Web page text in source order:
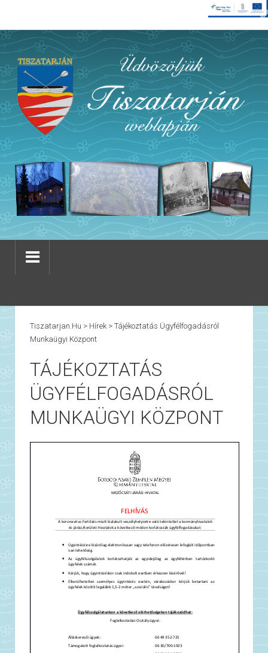
Tiszatarjan.hu > Hírek> Tájékoztatás Ügyfélfogadásról
Munkaügyi Központ
TÁJÉKOZTATÁS
ÜGYFÉLFOGADÁSRÓL
MUNKAÜGYI KÖZPONT